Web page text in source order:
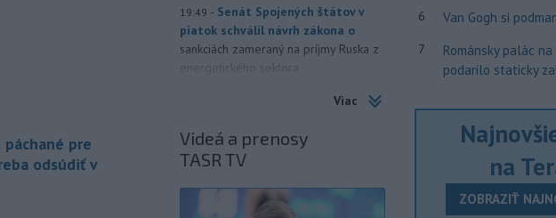
pre
odsúdiť v
19:49 - Senát Spojených štátov v
piatok schválil návrh zákona o
sankciách zameraný na príjmy Ruska z
energetického sektora.
Slovenská polícia prispela k
ktorý sa podarilo ukončiť
právoplatným odsúdením páchateľa v
Piatkový požiar v
Viac
Videá a prenosy
TASR TV
6 Van Gogh si
7
Románsky palác
podarilo staticky
na
ZOBRAZIŤ